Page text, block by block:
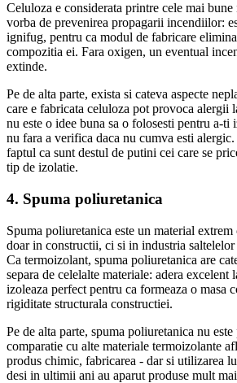
Celuloza e considerata printre cele mai
vorba de prevenirea propagarii incendiilor:
ignifug, pentru ca modul de fabricare
compozitia ei. Fara oxigen, un eventual
extinde.
Pe de alta parte, exista si cateva aspecte
care e fabricata celuloza pot provoca alergii
nu este o idee buna sa o folosesti pentru a-
nu fara a verifica daca nu cumva esti
faptul ca sunt destul de putini cei care se
tip de izolatie.
4. Spuma poliuretanica
Spuma poliuretanica este un material
doar in constructii, ci si in industria saltelelor
Ca termoizolant, spuma poliuretanica are
separa de celelalte materiale: adera excelent
izoleaza perfect pentru ca formeaza o masa
rigiditate structurala constructiei.
Pe de alta parte, spuma poliuretanica nu
comparatie cu alte materiale termoizolante
produs chimic, fabricarea - dar si utilizarea
desi in ultimii ani au aparut produse mult